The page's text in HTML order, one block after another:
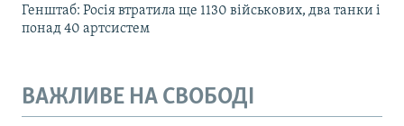
Генштаб: Росія втратила ще 1130 військових, два танки і
понад 40 артсистем
ВАЖЛИВЕ НА СВОБОДІ